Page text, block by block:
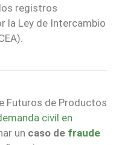
registros
la Ley de Intercambio
Futuros de Productos
civil en
un caso de fraude